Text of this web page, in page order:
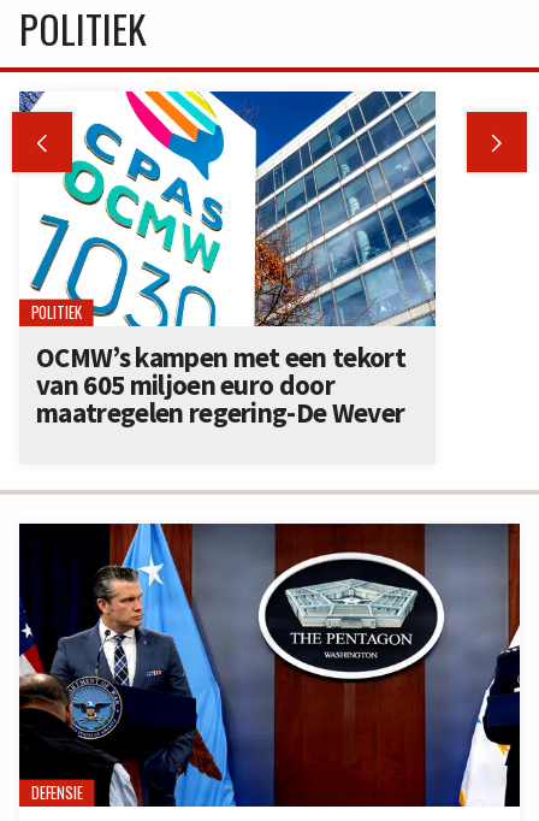
DEFENSIE
POLITIEK
 
POLITIEK
OCMW’s kampen met een tekort
van 605 miljoen euro door
maatregelen regering-De Wever